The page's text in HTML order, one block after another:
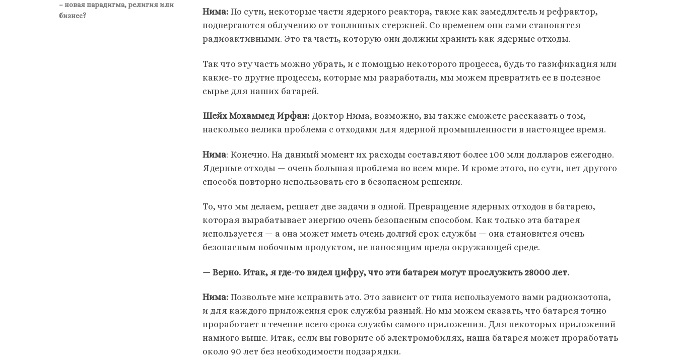
Нима: По сути, некоторые части ядерного реактора, такие как замедлитель и рефрактор,
подвергаются облучению от топливных стержней. Со временем они сами становятся
радиоактивными. Это та часть, которую они должны хранить как ядерные отходы.
Так что эту часть можно убрать, и с помощью некоторого процесса, будь то газификация или
какие-то другие процессы, которые мы разработали, мы можем превратить ее в полезное
сырье для наших батарей.
Шейх Мохаммед Ирфан: Доктор Нима, возможно, вы также сможете рассказать о том,
насколько велика проблема с отходами для ядерной промышленности в настоящее время.
Нима: Конечно. На данный момент их расходы составляют более 100 млн долларов ежегодно.
Ядерные отходы — очень большая проблема во всем мире. И кроме этого, по сути, нет другого
способа повторно использовать его в безопасном решении.
То, что мы делаем, решает две задачи в одной. Превращение ядерных отходов в батарею,
которая вырабатывает энергию очень безопасным способом. Как только эта батарея
используется — а она может иметь очень долгий срок службы — она ​​становится очень
безопасным побочным продуктом, не наносящим вреда окружающей среде.
— Верно. Итак, я где-то видел цифру, что эти батареи могут прослужить 28000 лет.
Нима: Позвольте мне исправить это. Это зависит от типа используемого вами радиоизотопа,
и для каждого приложения срок службы разный. Но мы можем сказать, что батарея точно
проработает в течение всего срока службы самого приложения. Для некоторых приложений
намного выше. Итак, если вы говорите об электромобилях, наша батарея может проработать
около 90 лет без необходимости подзарядки.
– новая парадигма, религия или
бизнес?